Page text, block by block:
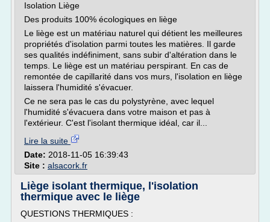
Isolation Liège
Des produits 100% écologiques en liège
Le liège est un matériau naturel qui détient les meilleures
propriétés d'isolation parmi toutes les matières. Il garde
ses qualités indéfiniment, sans subir d'altération dans le
temps. Le liège est un matériau perspirant. En cas de
remontée de capillarité dans vos murs, l'isolation en liège
laissera l'humidité s'évacuer.
Ce ne sera pas le cas du polystyrène, avec lequel
l'humidité s'évacuera dans votre maison et pas à
l'extérieur. C'est l'isolant thermique idéal, car il...
Lire la suite
Date: 2018-11-05 16:39:43
Site : alsacork.fr
Liège isolant thermique, l'isolation
thermique avec le liège
QUESTIONS THERMIQUES :